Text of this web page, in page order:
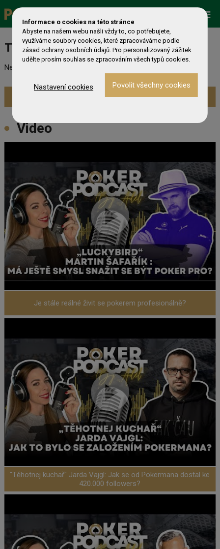
Turnaj nebyl nalezen
Nebyl nalezen odpovídající turnaj. Prevděpodobně již skončil.
Zobrazit aktuální turnaje »
Video
Je stále reálné živit se pokerem profesionálně?
"Těhotnej kuchař" Jarda Vajgl: Jak se od Pokermana dostal ke
420.000 followers?
Informace o cookies na této stránce
Abyste na našem webu našli vždy to, co potřebujete,
využíváme soubory cookies, které zpracováváme podle
zásad ochrany osobních údajů. Pro personalizovaný zážitek
udělte prosím souhlas se zpracováním všech typů cookies.
Nastavení cookies